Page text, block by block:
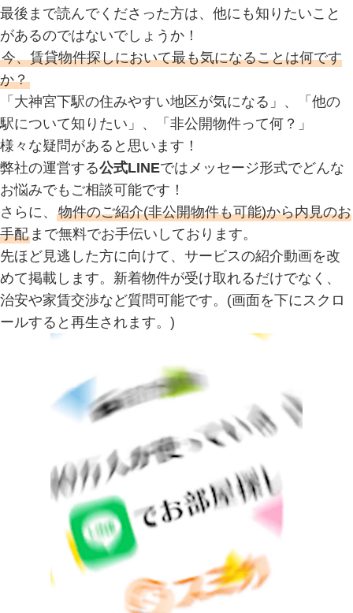
最後まで読んでくださった方は、他にも知りたいこと
があるのではないでしょうか！
今、賃貸物件探しにおいて最も気になることは何です
か？
「大神宮下駅の住みやすい地区が気になる」、「他の
駅について知りたい」、「非公開物件って何？」
様々な疑問があると思います！
弊社の運営する公式LINEではメッセージ形式でどんな
お悩みでもご相談可能です！
さらに、 物件のご紹介(非公開物件も可能)から内見のお
手配 まで無料でお手伝いしております。
先ほど見逃した方に向けて、サービスの紹介動画を改
めて掲載します。新着物件が受け取れるだけでなく、
治安や家賃交渉など質問可能です。(画面を下にスクロ
ールすると再生されます。)